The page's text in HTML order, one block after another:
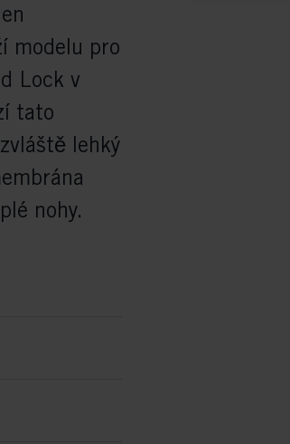
modelu pro
Lock v
tato
lehký
nohy.